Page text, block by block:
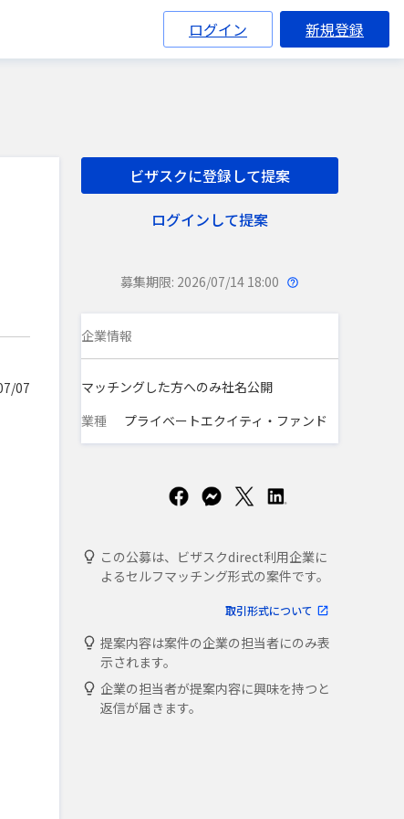
ログイン 新規登録
07
ビザスクに登録して提案
ログインして提案
募集期限: 2026/07/14 18:00
企業情報
マッチングした方へのみ社名公開
業種
プライベートエクイティ・ファンド
この公募は、ビザスクdirect利用企業に
よるセルフマッチング形式の案件です。
取引形式について
提案内容は案件の企業の担当者にのみ表
示されます。
企業の担当者が提案内容に興味を持つと
返信が届きます。